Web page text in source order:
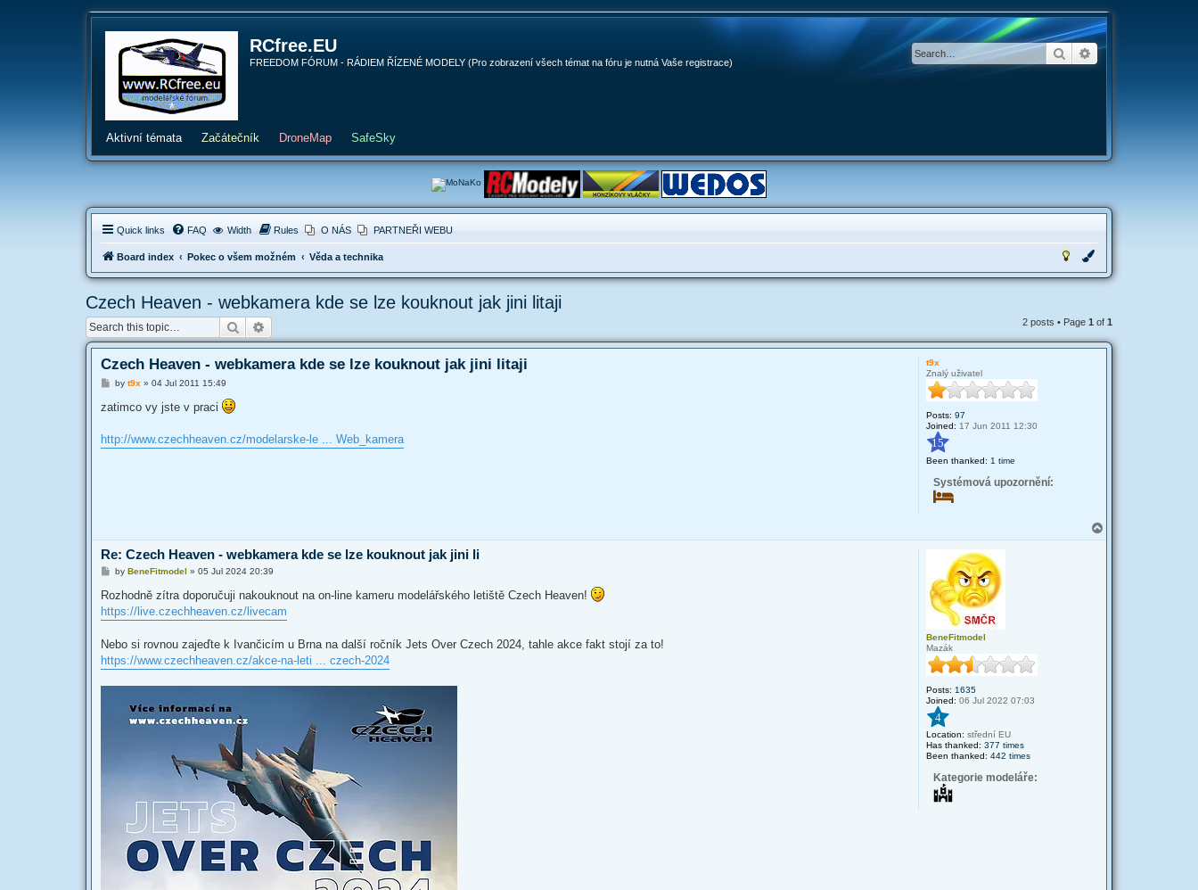
RCfree.EU
FREEDOM FÓRUM - RÁDIEM ŘÍZENÉ MODELY (Pro zobrazení všech témat na fóru je nutná Vaše registrace)
SearchAdvanced search
Aktivní témata Začátečník DroneMap SafeSky
Quick links FAQ Width Rules O NÁS PARTNEŘI WEBU
Board index Pokec o všem možném Věda a technika
Czech Heaven - webkamera kde se lze kouknout jak jini litaji
Search 2 posts • Page 1 of 1
t9x
Znalý uživatel
Posts: 97
Joined: 17 Jun 2011 12:30
15
Been thanked: 1 time
Systémová upozornění:
Czech Heaven - webkamera kde se lze kouknout jak jini litaji
P
s
t
by t9x » 04 Jul 2011 15:49
zatimco vy jste v praci
http://www.czechheaven.cz/modelarske-le ... Web_kamera
o
BeneFitmodel
Mazák
Posts: 1635
Joined: 06 Jul 2022 07:03
4
Location: střední EU
Has thanked: 377 times
Been thanked: 442 times
Kategorie modeláře:
Re: Czech Heaven - webkamera kde se lze kouknout jak jini li
P
s
t
by BeneFitmodel » 05 Jul 2024 20:39
Rozhodně zítra doporučuji nakouknout na on-line kameru modelářského letiště Czech Heaven!
https://live.czechheaven.cz/livecam
Nebo si rovnou zajeďte k Ivančicím u Brna na další ročník Jets Over Czech 2024, tahle akce fakt stojí za to!
https://www.czechheaven.cz/akce-na-leti ... czech-2024